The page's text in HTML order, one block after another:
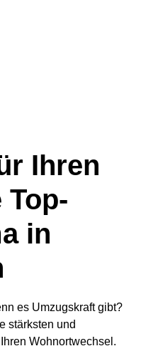
Ihren
Top-
in
es Umzugskraft gibt?
stärksten und
Wohnortwechsel.